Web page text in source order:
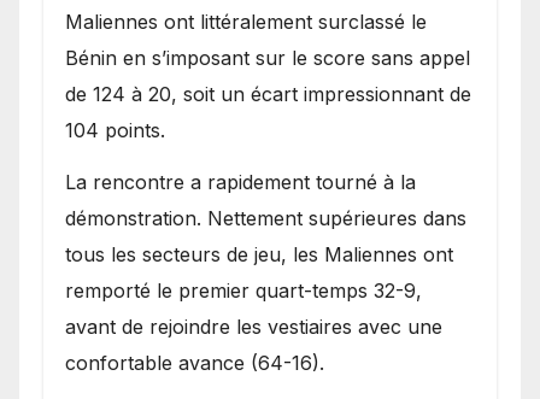
Maliennes ont littéralement surclassé le
Bénin en s’imposant sur le score sans appel
de 124 à 20, soit un écart impressionnant de
104 points.
La rencontre a rapidement tourné à la
démonstration. Nettement supérieures dans
tous les secteurs de jeu, les Maliennes ont
remporté le premier quart-temps 32-9,
avant de rejoindre les vestiaires avec une
confortable avance (64-16).